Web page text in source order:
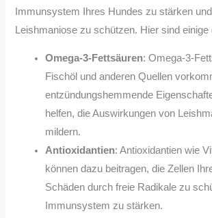
Immunsystem Ihres Hundes zu stärken
Leishmaniose zu schützen. Hier sind einige
Omega-3-Fettsäuren: Omega-3-
Fischöl und anderen Quellen
entzündungshemmende
helfen, die Auswirkungen von
mildern.
Antioxidantien: Antioxidantien wie
können dazu beitragen, die Zellen
Schäden durch freie Radikale zu
Immunsystem zu stärken.